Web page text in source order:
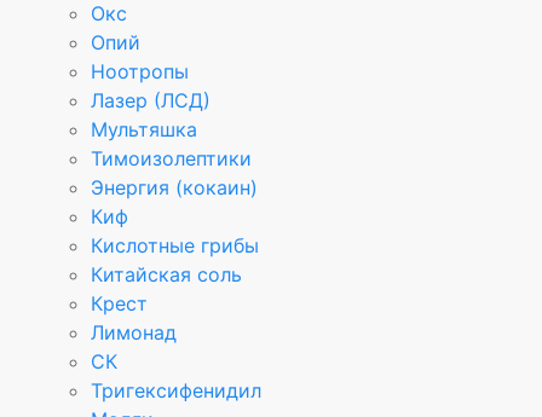
Окс
Опий
Ноотропы
Лазер (ЛСД)
Мультяшка
Тимоизолептики
Энергия (кокаин)
Киф
Кислотные грибы
Китайская соль
Крест
Лимонад
СК
Тригексифенидил